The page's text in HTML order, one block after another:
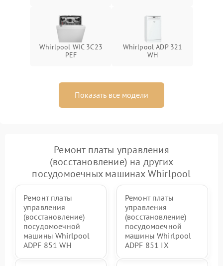
Whirlpool WIC 3C23
PEF
Whirlpool ADP 321
WH
Показать все модели
Ремонт платы управления
(восстановление) на других
посудомоечных машинах Whirlpool
Ремонт платы
управления
(восстановление)
посудомоечной
машины Whirlpool
ADPF 851 WH
Ремонт платы
управления
(восстановление)
посудомоечной
машины Whirlpool
ADPF 851 IX